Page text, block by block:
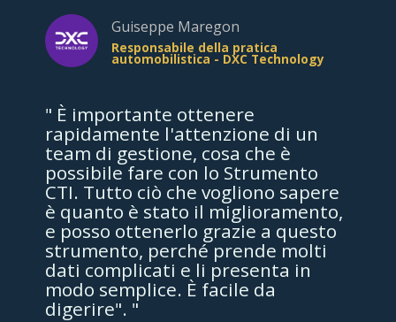
Guiseppe Maregon
Responsabile della pratica
automobilistica - DXC Technology
" È importante ottenere
rapidamente l'attenzione di un
team di gestione, cosa che è
possibile fare con lo Strumento
CTI. Tutto ciò che vogliono sapere
è quanto è stato il miglioramento,
e posso ottenerlo grazie a questo
strumento, perché prende molti
dati complicati e li presenta in
modo semplice. È facile da
digerire". "